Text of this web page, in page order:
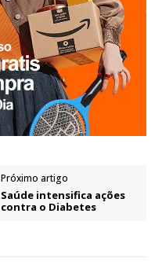
Próximo artigo
Saúde intensifica ações
contra o Diabetes